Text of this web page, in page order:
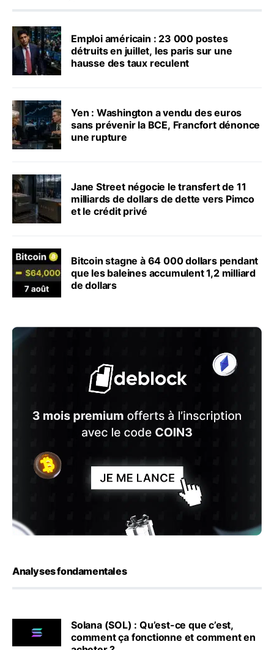
Emploi américain : 23 000 postes
détruits en juillet, les paris sur une
hausse des taux reculent
Yen : Washington a vendu des euros
sans prévenir la BCE, Francfort dénonce
une rupture
Jane Street négocie le transfert de 11
milliards de dollars de dette vers Pimco
et le crédit privé
Bitcoin stagne à 64 000 dollars pendant
que les baleines accumulent 1,2 milliard
de dollars
Analyses fondamentales
Solana (SOL) : Qu’est-ce que c’est,
comment ça fonctionne et comment en